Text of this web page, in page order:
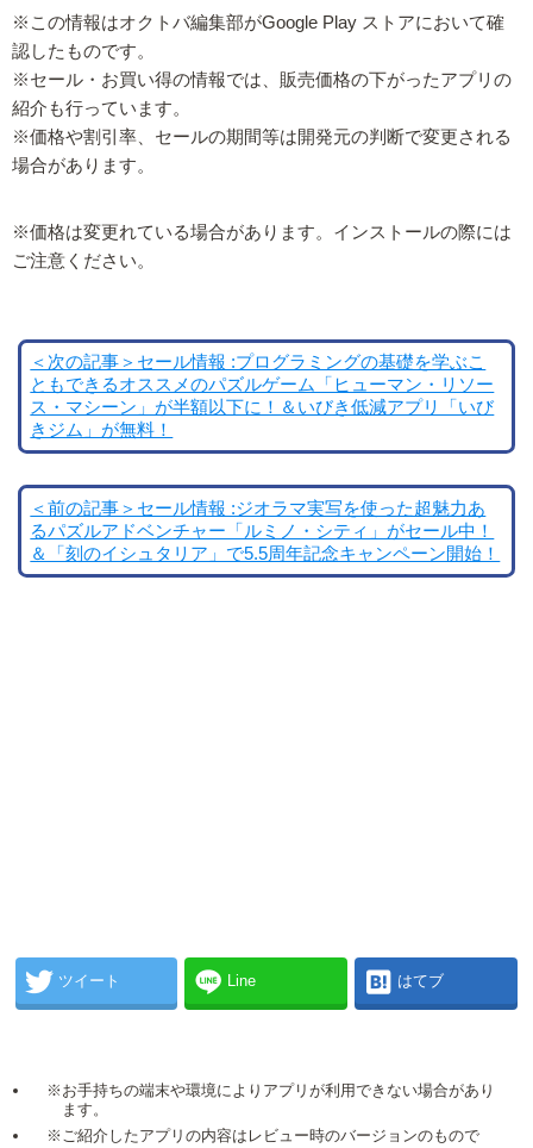
※この情報はオクトバ編集部がGoogle Play ストアにおいて確
認したものです。
※セール・お買い得の情報では、販売価格の下がったアプリの
紹介も行っています。
※価格や割引率、セールの期間等は開発元の判断で変更される
場合があります。
※価格は変更れている場合があります。インストールの際には
ご注意ください。
＜次の記事＞セール情報 :プログラミングの基礎を学ぶこ
ともできるオススメのパズルゲーム「ヒューマン・リソー
ス・マシーン」が半額以下に！＆いびき低減アプリ「いび
きジム」が無料！
＜前の記事＞セール情報 :ジオラマ実写を使った超魅力あ
るパズルアドベンチャー「ルミノ・シティ」がセール中！
＆「刻のイシュタリア」で5.5周年記念キャンペーン開始！
ツイート Line はてブ
※お手持ちの端末や環境によりアプリが利用できない場合があり
ます。
※ご紹介したアプリの内容はレビュー時のバージョンのもので